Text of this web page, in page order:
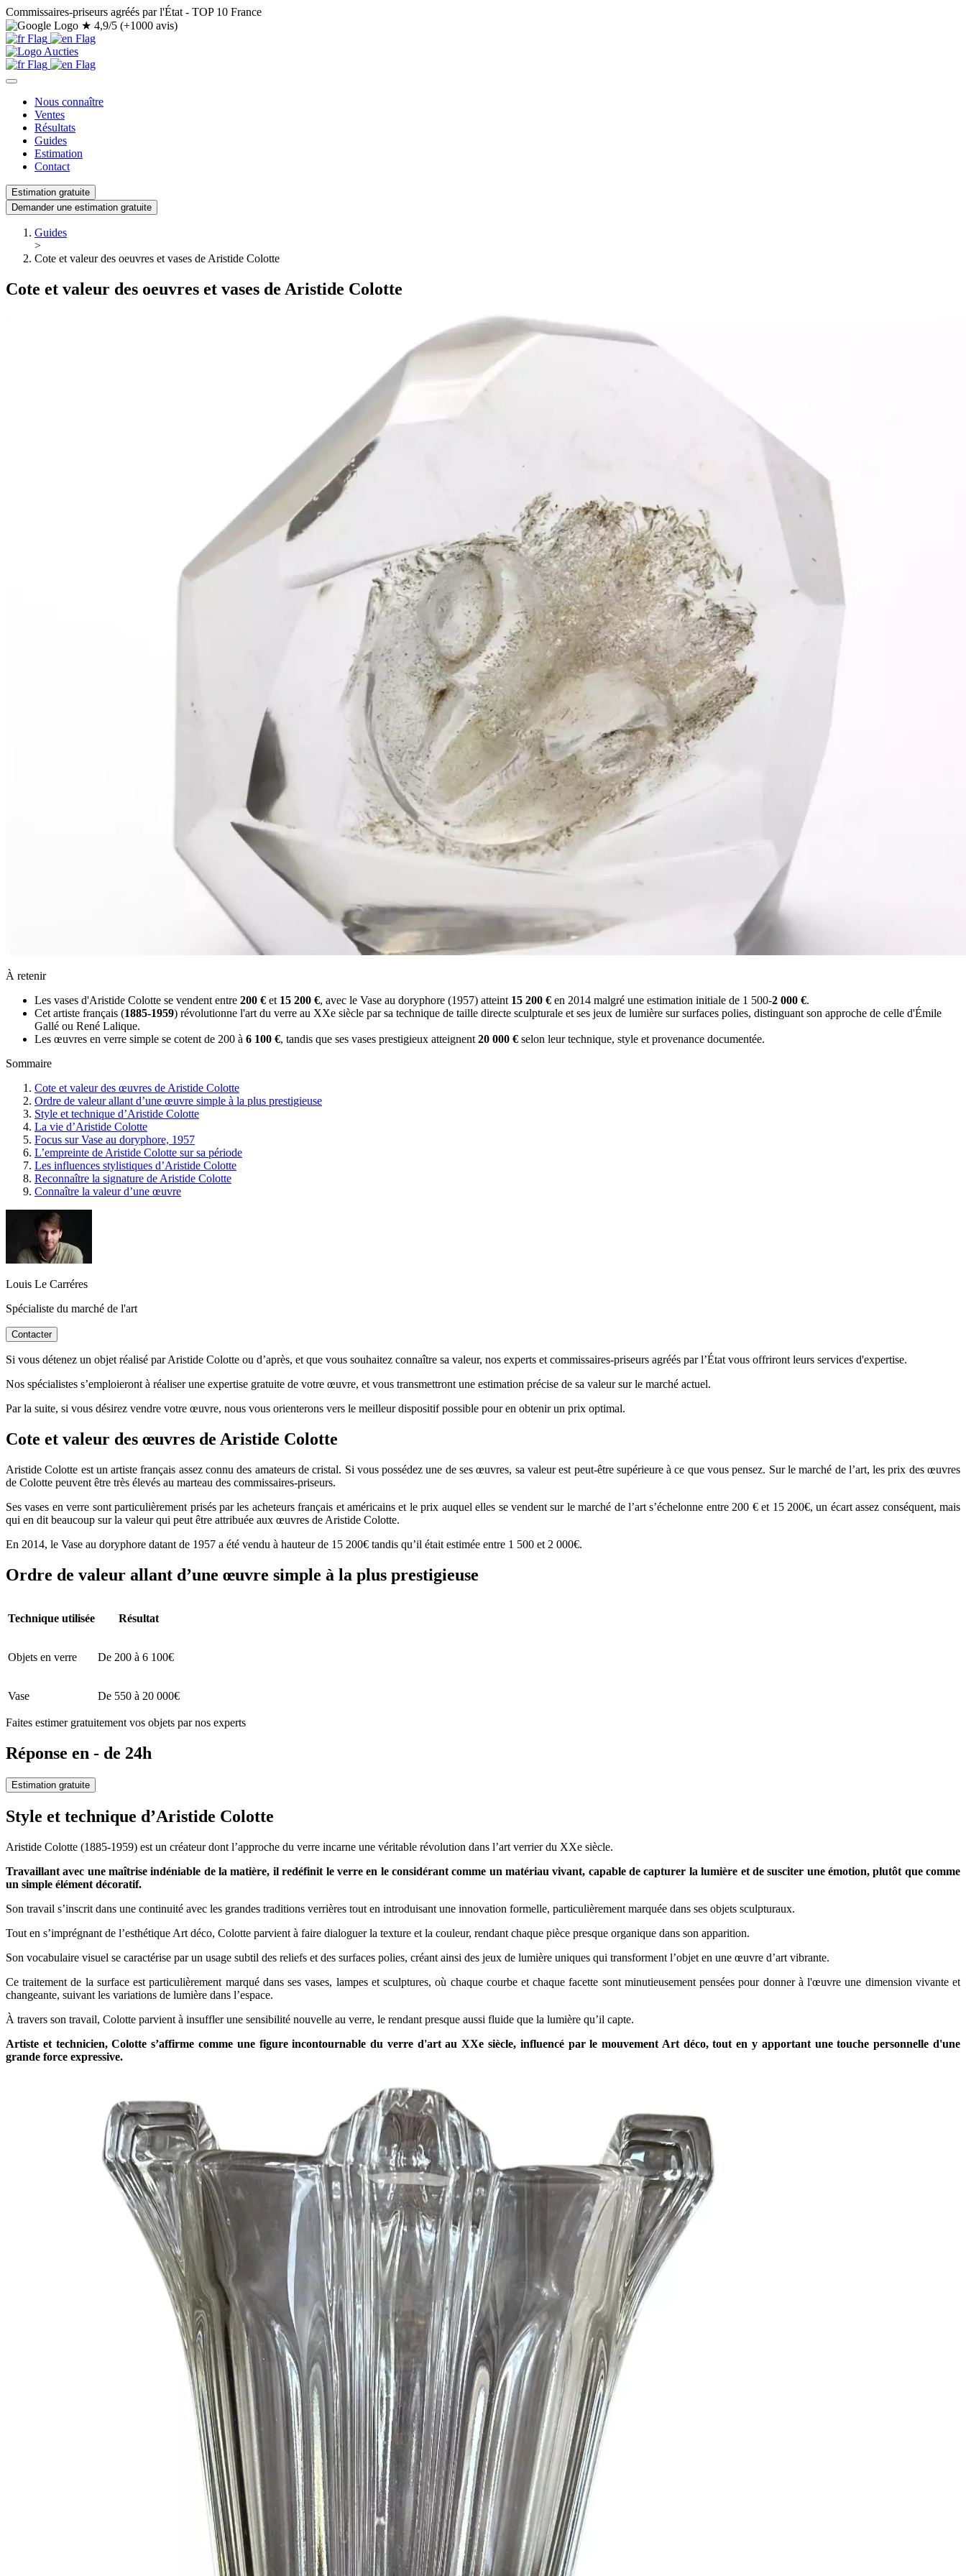
Commissaires-priseurs agréés par l'État - TOP 10 France
★ 4,9/5 (+1000 avis)
Nous connaître
Ventes
Résultats
Guides
Estimation
Contact
Estimation gratuite
Demander une estimation gratuite
Guides
>
Cote et valeur des oeuvres et vases de Aristide Colotte
Cote et valeur des oeuvres et vases de Aristide Colotte
À retenir
Les vases d'Aristide Colotte se vendent entre 200 € et 15 200 €, avec le Vase au doryphore (1957) atteint 15 200 € en 2014 malgré une estimation initiale de 1 500-2 000 €.
Cet artiste français (1885-1959) révolutionne l'art du verre au XXe siècle par sa technique de taille directe sculpturale et ses jeux de lumière sur surfaces polies, distinguant son approche de celle d'Émile
Gallé ou René Lalique.
Les œuvres en verre simple se cotent de 200 à 6 100 €, tandis que ses vases prestigieux atteignent 20 000 € selon leur technique, style et provenance documentée.
Sommaire
Cote et valeur des œuvres de Aristide Colotte
Ordre de valeur allant d’une œuvre simple à la plus prestigieuse
Style et technique d’Aristide Colotte
La vie d’Aristide Colotte
Focus sur Vase au doryphore, 1957
L’empreinte de Aristide Colotte sur sa période
Les influences stylistiques d’Aristide Colotte
Reconnaître la signature de Aristide Colotte
Connaître la valeur d’une œuvre
Louis Le Carréres
Spécialiste du marché de l'art
Contacter
Si vous détenez un objet réalisé par Aristide Colotte ou d’après, et que vous souhaitez connaître sa valeur, nos experts et commissaires-priseurs agréés par l’État vous offriront leurs services d'expertise.
Nos spécialistes s’emploieront à réaliser une expertise gratuite de votre œuvre, et vous transmettront une estimation précise de sa valeur sur le marché actuel.
Par la suite, si vous désirez vendre votre œuvre, nous vous orienterons vers le meilleur dispositif possible pour en obtenir un prix optimal.
Cote et valeur des œuvres de Aristide Colotte
Aristide Colotte est un artiste français assez connu des amateurs de cristal. Si vous possédez une de ses œuvres, sa valeur est peut-être supérieure à ce que vous pensez. Sur le marché de l’art, les prix des œuvres
de Colotte peuvent être très élevés au marteau des commissaires-priseurs.
Ses vases en verre sont particulièrement prisés par les acheteurs français et américains et le prix auquel elles se vendent sur le marché de l’art s’échelonne entre 200 € et 15 200€, un écart assez conséquent, mais
qui en dit beaucoup sur la valeur qui peut être attribuée aux œuvres de Aristide Colotte.
En 2014, le Vase au doryphore datant de 1957 a été vendu à hauteur de 15 200€ tandis qu’il était estimée entre 1 500 et 2 000€.
Ordre de valeur allant d’une œuvre simple à la plus prestigieuse
Technique utilisée Résultat
Objets en verre De 200 à 6 100€
Vase De 550 à 20 000€
Faites estimer gratuitement vos objets par nos experts
Réponse en - de 24h
Estimation gratuite
Style et technique d’Aristide Colotte
Aristide Colotte (1885-1959) est un créateur dont l’approche du verre incarne une véritable révolution dans l’art verrier du XXe siècle.
Travaillant avec une maîtrise indéniable de la matière, il redéfinit le verre en le considérant comme un matériau vivant, capable de capturer la lumière et de susciter une émotion, plutôt que comme
un simple élément décoratif.
Son travail s’inscrit dans une continuité avec les grandes traditions verrières tout en introduisant une innovation formelle, particulièrement marquée dans ses objets sculpturaux.
Tout en s’imprégnant de l’esthétique Art déco, Colotte parvient à faire dialoguer la texture et la couleur, rendant chaque pièce presque organique dans son apparition.
Son vocabulaire visuel se caractérise par un usage subtil des reliefs et des surfaces polies, créant ainsi des jeux de lumière uniques qui transforment l’objet en une œuvre d’art vibrante.
Ce traitement de la surface est particulièrement marqué dans ses vases, lampes et sculptures, où chaque courbe et chaque facette sont minutieusement pensées pour donner à l'œuvre une dimension vivante et
changeante, suivant les variations de lumière dans l’espace.
À travers son travail, Colotte parvient à insuffler une sensibilité nouvelle au verre, le rendant presque aussi fluide que la lumière qu’il capte.
Artiste et technicien, Colotte s’affirme comme une figure incontournable du verre d'art au XXe siècle, influencé par le mouvement Art déco, tout en y apportant une touche personnelle d'une
grande force expressive.